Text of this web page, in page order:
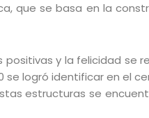
que se basa en la
y la felicidad se
logró identificar en el
estructuras se